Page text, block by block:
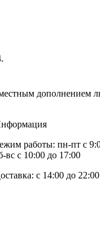
дополнением
работы: пн-пт с
вс с 10:00 до 17:00
с 14:00 до 22:00